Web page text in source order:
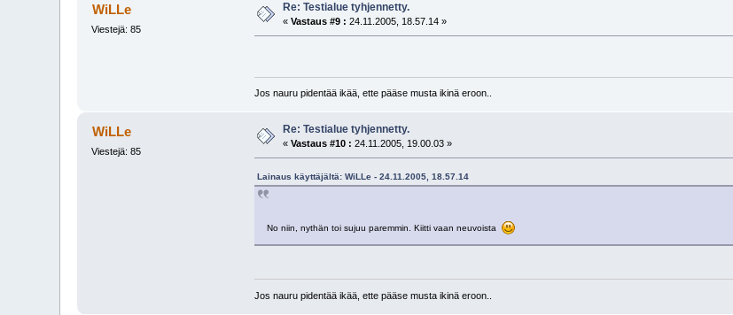
WiLLe
Viestejä: 85
Re: Testialue tyhjennetty.
«Vastaus #9 : 24.11.2005, 18.57.14 »
Jos nauru pidentää ikää, ette pääse musta ikinä eroon..
WiLLe
Viestejä: 85
Re: Testialue tyhjennetty.
«Vastaus #10 : 24.11.2005, 19.00.03 »
Lainaus käyttäjältä: WiLLe - 24.11.2005, 18.57.14
No niin, nythän toi sujuu paremmin. Kiitti vaan neuvoista
Jos nauru pidentää ikää, ette pääse musta ikinä eroon..